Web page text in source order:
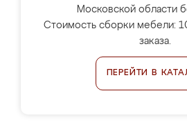
Московской области
Стоимость сборки мебели:
заказа.
ПЕРЕЙТИ В